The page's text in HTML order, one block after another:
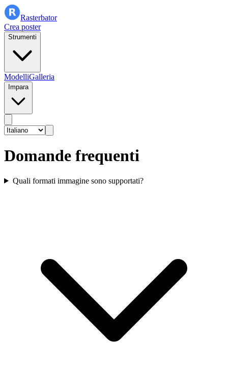
Rasterbator
Crea poster
Strumenti
ModelliGalleria
Impara
Domande frequenti
Quali formati immagine sono supportati?